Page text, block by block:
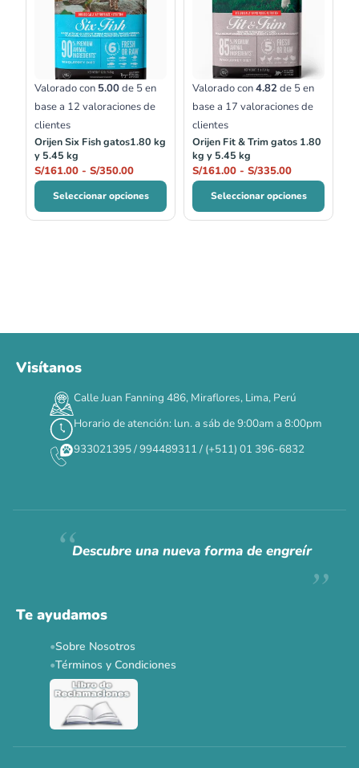
Valorado con 5.00de 5 en
base a 12 valoraciones de
clientes
Orijen Six Fish gatos1.80 kg
y 5.45 kg
S/161.00 - S/350.00
hasta
S/350.00
Seleccionar opciones
Valorado con4.82de 5 en
base a 17 valoraciones de
clientes
Orijen Fit & Trim gatos 1.80
kg y 5.45 kg
S/161.00 - S/335.00
hasta
S/335.00
Seleccionar opciones
DÍAS HORAS MIN SEG
✕
Siempre fuimosraros.
Ver todas las promos 🐾
Visítanos
Calle Juan Fanning 486, Miraflores, Lima, Perú
Horario de atención: lun. a sáb de 9:00am a 8:00pm
933021395 / 994489311 / (+511) 01 396-6832
Descubre una nueva forma de engreír
Te ayudamos
Sobre Nosotros
Términos y Condiciones